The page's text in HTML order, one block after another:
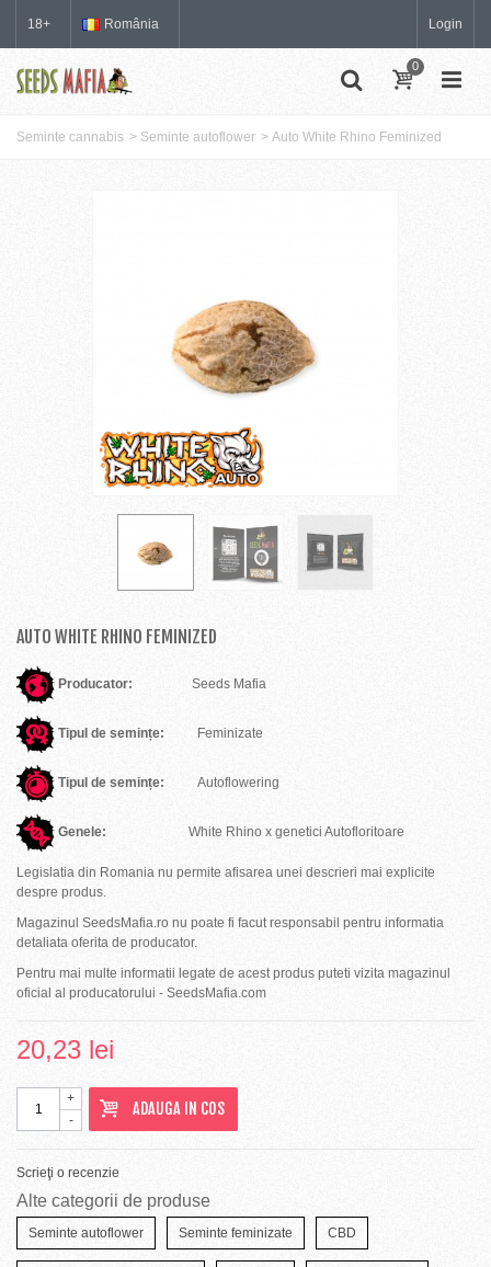
18+ România Login
0
Seminte cannabis > Seminte autoflower > Auto White Rhino Feminized
AUTO WHITE RHINO FEMINIZED
Producator: Seeds Mafia
Tipul de semințe: Feminizate
Tipul de semințe: Autoflowering
Genele: White Rhino x genetici Autofloritoare
Legislatia din Romania nu permite afisarea unei descrieri mai explicite
despre produs.
Magazinul SeedsMafia.ro nu poate fi facut responsabil pentru informatia
detaliata oferita de producator.
Pentru mai multe informatii legate de acest produs puteti vizita magazinul
oficial al producatorului - SeedsMafia.com
20,23 lei
-
+
ADAUGA IN COS
Scrieţi o recenzie
Alte categorii de produse
Seminte autoflower Seminte feminizate CBD